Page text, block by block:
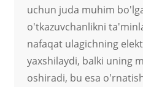
uchun juda muhim
o'tkazuvchanlikni
nafaqat ulagichning
yaxshilaydi, balki uning
oshiradi, bu esa